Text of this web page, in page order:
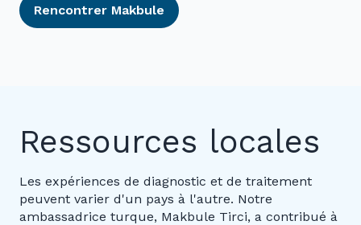
Rencontrer Makbule
Ressources locales
Les expériences de diagnostic et de traitement
peuvent varier d'un pays à l'autre. Notre
ambassadrice turque, Makbule Tirci, a contribué à